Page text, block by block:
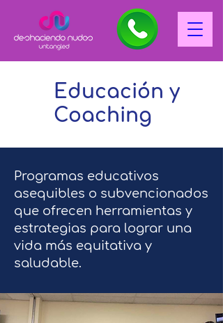
Educación y
Coaching
Programas educativos
asequibles o subvencionados
que ofrecen herramientas y
estrategias para lograr una
vida más equitativa y
saludable.